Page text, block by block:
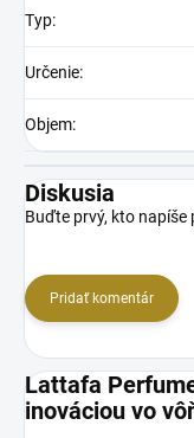
Typ:
Určenie:
Objem:
Diskusia
Buďte prvý, kto napíše
Pridať komentár
Lattafa
inováciou vo